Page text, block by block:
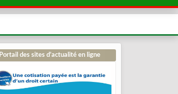
Portail des sites d’actualité en ligne